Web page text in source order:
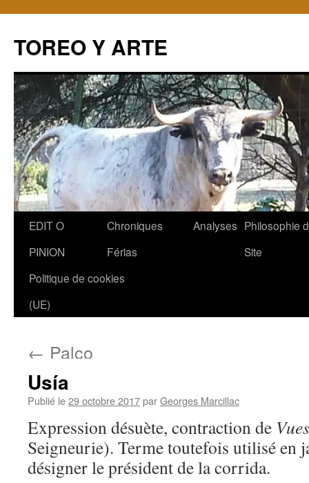
TOREO Y ARTE
Aller
contenu
EDIT O
PINION
Chroniques
Férias
Analyses Philosophie
Site
Politique de cookies
(UE)
← Palco
Usía
Publié le29 octobre 2017parGeorges Marcillac
Expression désuète, contraction de
Seigneurie). Terme toutefois utilisé en
désigner le président de la corrida.